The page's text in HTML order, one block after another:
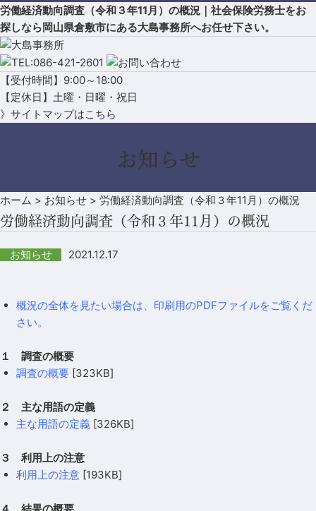
労働経済動向調査（令和３年11月）の概況｜社会保険労務士をお
探しなら岡山県倉敷市にある大島事務所へお任せ下さい。
【受付時間】9:00～18:00
【定休日】土曜・日曜・祝日
》サイトマップはこちら
お知らせ
ホーム > お知らせ > 労働経済動向調査（令和３年11月）の概況
労働経済動向調査（令和３年11月）の概況
お知らせ 2021.12.17
概況の全体を見たい場合は、印刷用のPDFファイルをご覧くだ
さい。
１ 調査の概要
調査の概要[323KB]
２ 主な用語の定義
主な用語の定義[326KB]
３ 利用上の注意
利用上の注意[193KB]